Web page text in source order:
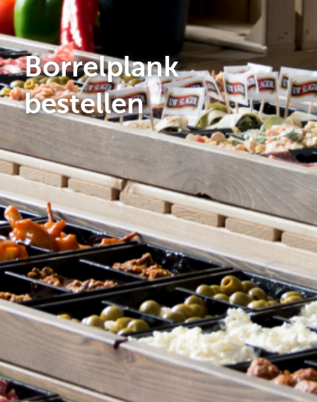
Borrelplank
bestellen